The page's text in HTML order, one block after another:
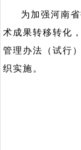
为加强河南
术成果转移转化
管理办法（试行
织实施。